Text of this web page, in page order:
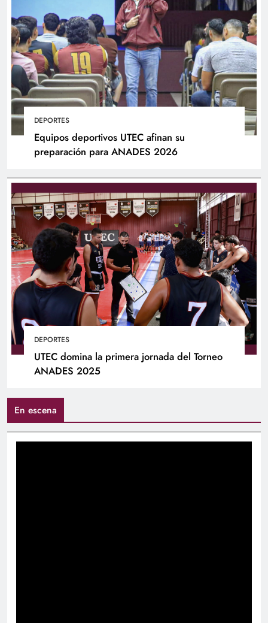
DEPORTES
Equipos deportivos UTEC afinan su
preparación para ANADES 2026
DEPORTES
UTEC domina la primera jornada del Torneo
ANADES 2025
En escena